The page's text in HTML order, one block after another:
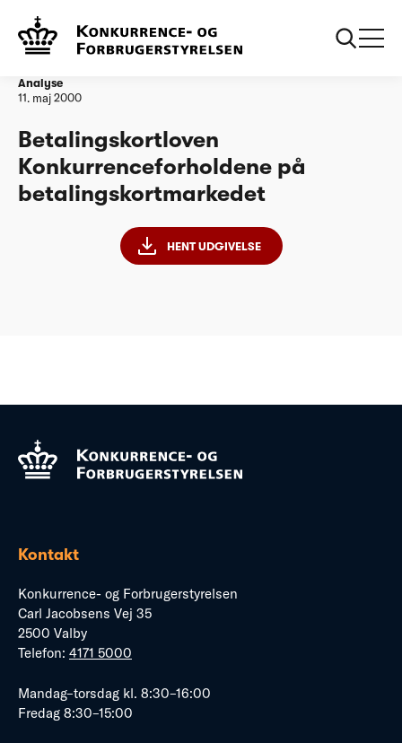
Forside
betalingskortmarkedet
Analyse
11. maj 2000
Betalingskortloven
Konkurrenceforholdene på
betalingskortmarkedet
HENT UDGIVELSE
Kontakt
Konkurrence- og Forbrugerstyrelsen
Carl Jacobsens Vej 35
2500 Valby
Telefon: 4171 5000
Mandag–torsdag kl. 8:30–16:00
Fredag 8:30–15:00